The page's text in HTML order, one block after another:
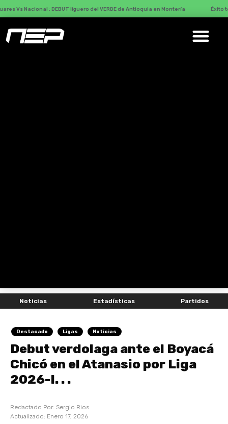
: DEBUT liguero del VERDE de Antioquia en Montería Éxito total con Más
Noticias Estadísticas Partidos
Destacado Ligas Noticias
Debut verdolaga ante el Boyacá
Chicó en el Atanasio por Liga
2026-I. . .
Redactado Por: Sergio Rios
Actualizado: Enero 17, 2026